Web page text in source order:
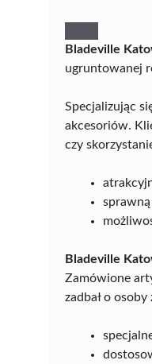
Bladeville
ugruntowanej
Specjalizując
akcesoriów.
czy
Bladeville
Zamówione
zadbał o